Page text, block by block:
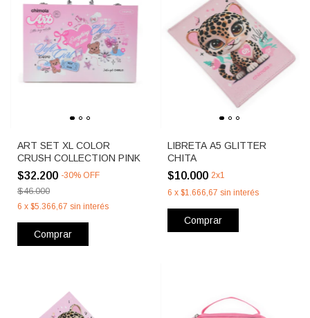
ART SET XL COLOR
CRUSH COLLECTION PINK
$32.200 -30% OFF
$46.000
6 x $5.366,67 sin interés
Comprar
LIBRETA A5 GLITTER
CHITA
$10.000 2x1
6 x $1.666,67 sin interés
Comprar